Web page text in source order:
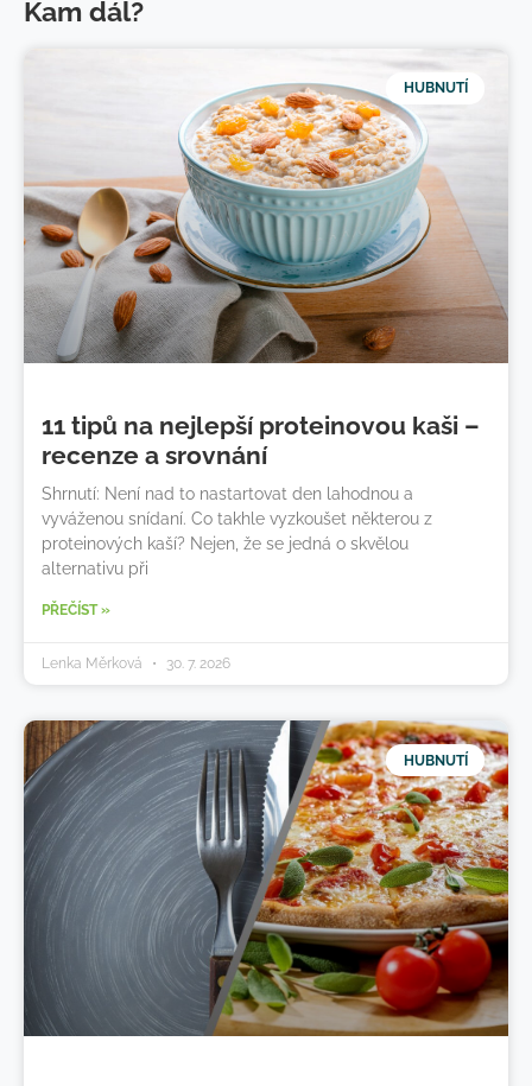
Kam dál?
HUBNUTÍ
11 tipů na nejlepší proteinovou kaši –
recenze a srovnání
Shrnutí: Není nad to nastartovat den lahodnou a
vyváženou snídaní. Co takhle vyzkoušet některou z
proteinových kaší? Nejen, že se jedná o skvělou
alternativu při
PŘEČÍST »
Lenka Měrková 30. 7. 2026
HUBNUTÍ